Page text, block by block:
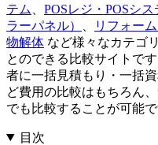
テム
POSレジ・POSシス
ラーパネル）
リフォー
物解体 など様々なカテゴ
とのできる比較サイトで
者に一括見積もり・一括
ど費用の比較はもちろん
でも比較することが可能で
目次